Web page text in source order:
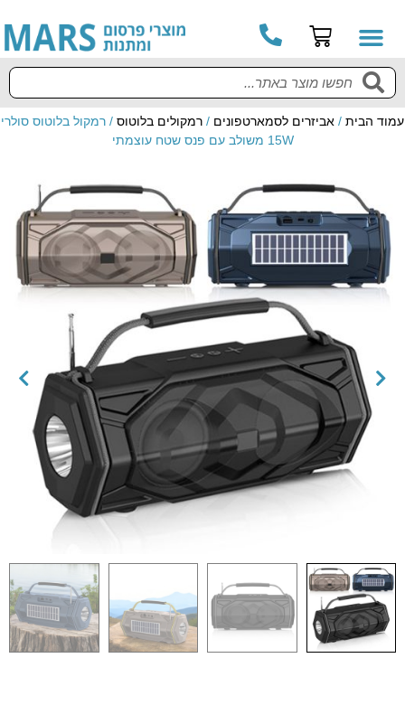
עמוד הבית / אביזרים לסמארטפונים / רמקולים בלוטוס / רמקול בלוטוס סולרי
15W משולב עם פנס שטח עוצמתי